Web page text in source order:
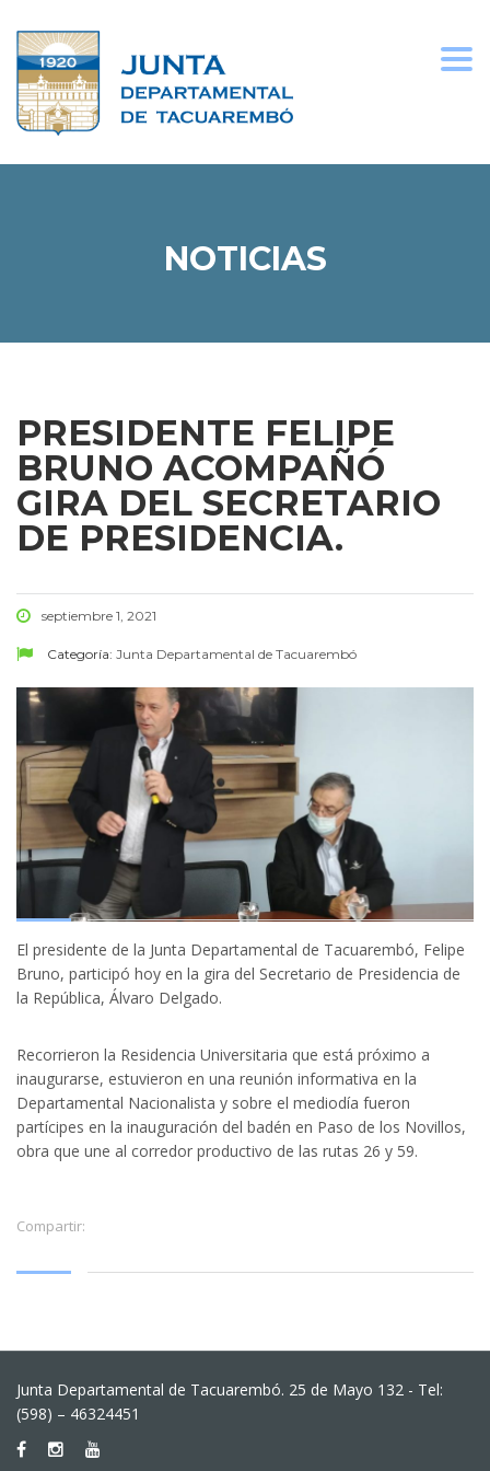
NOTICIAS
PRESIDENTE FELIPE
BRUNO ACOMPAÑÓ
GIRA DEL SECRETARIO
DE PRESIDENCIA.
septiembre 1, 2021
Categoría: Junta Departamental de Tacuarembó
El presidente de la Junta Departamental de Tacuarembó, Felipe
Bruno, participó hoy en la gira del Secretario de Presidencia de
la República, Álvaro Delgado.
Recorrieron la Residencia Universitaria que está próximo a
inaugurarse, estuvieron en una reunión informativa en la
Departamental Nacionalista y sobre el mediodía fueron
partícipes en la inauguración del badén en Paso de los Novillos,
obra que une al corredor productivo de las rutas 26 y 59.
Compartir:
Junta Departamental de Tacuarembó. 25 de Mayo 132 - Tel:
(598) – 46324451